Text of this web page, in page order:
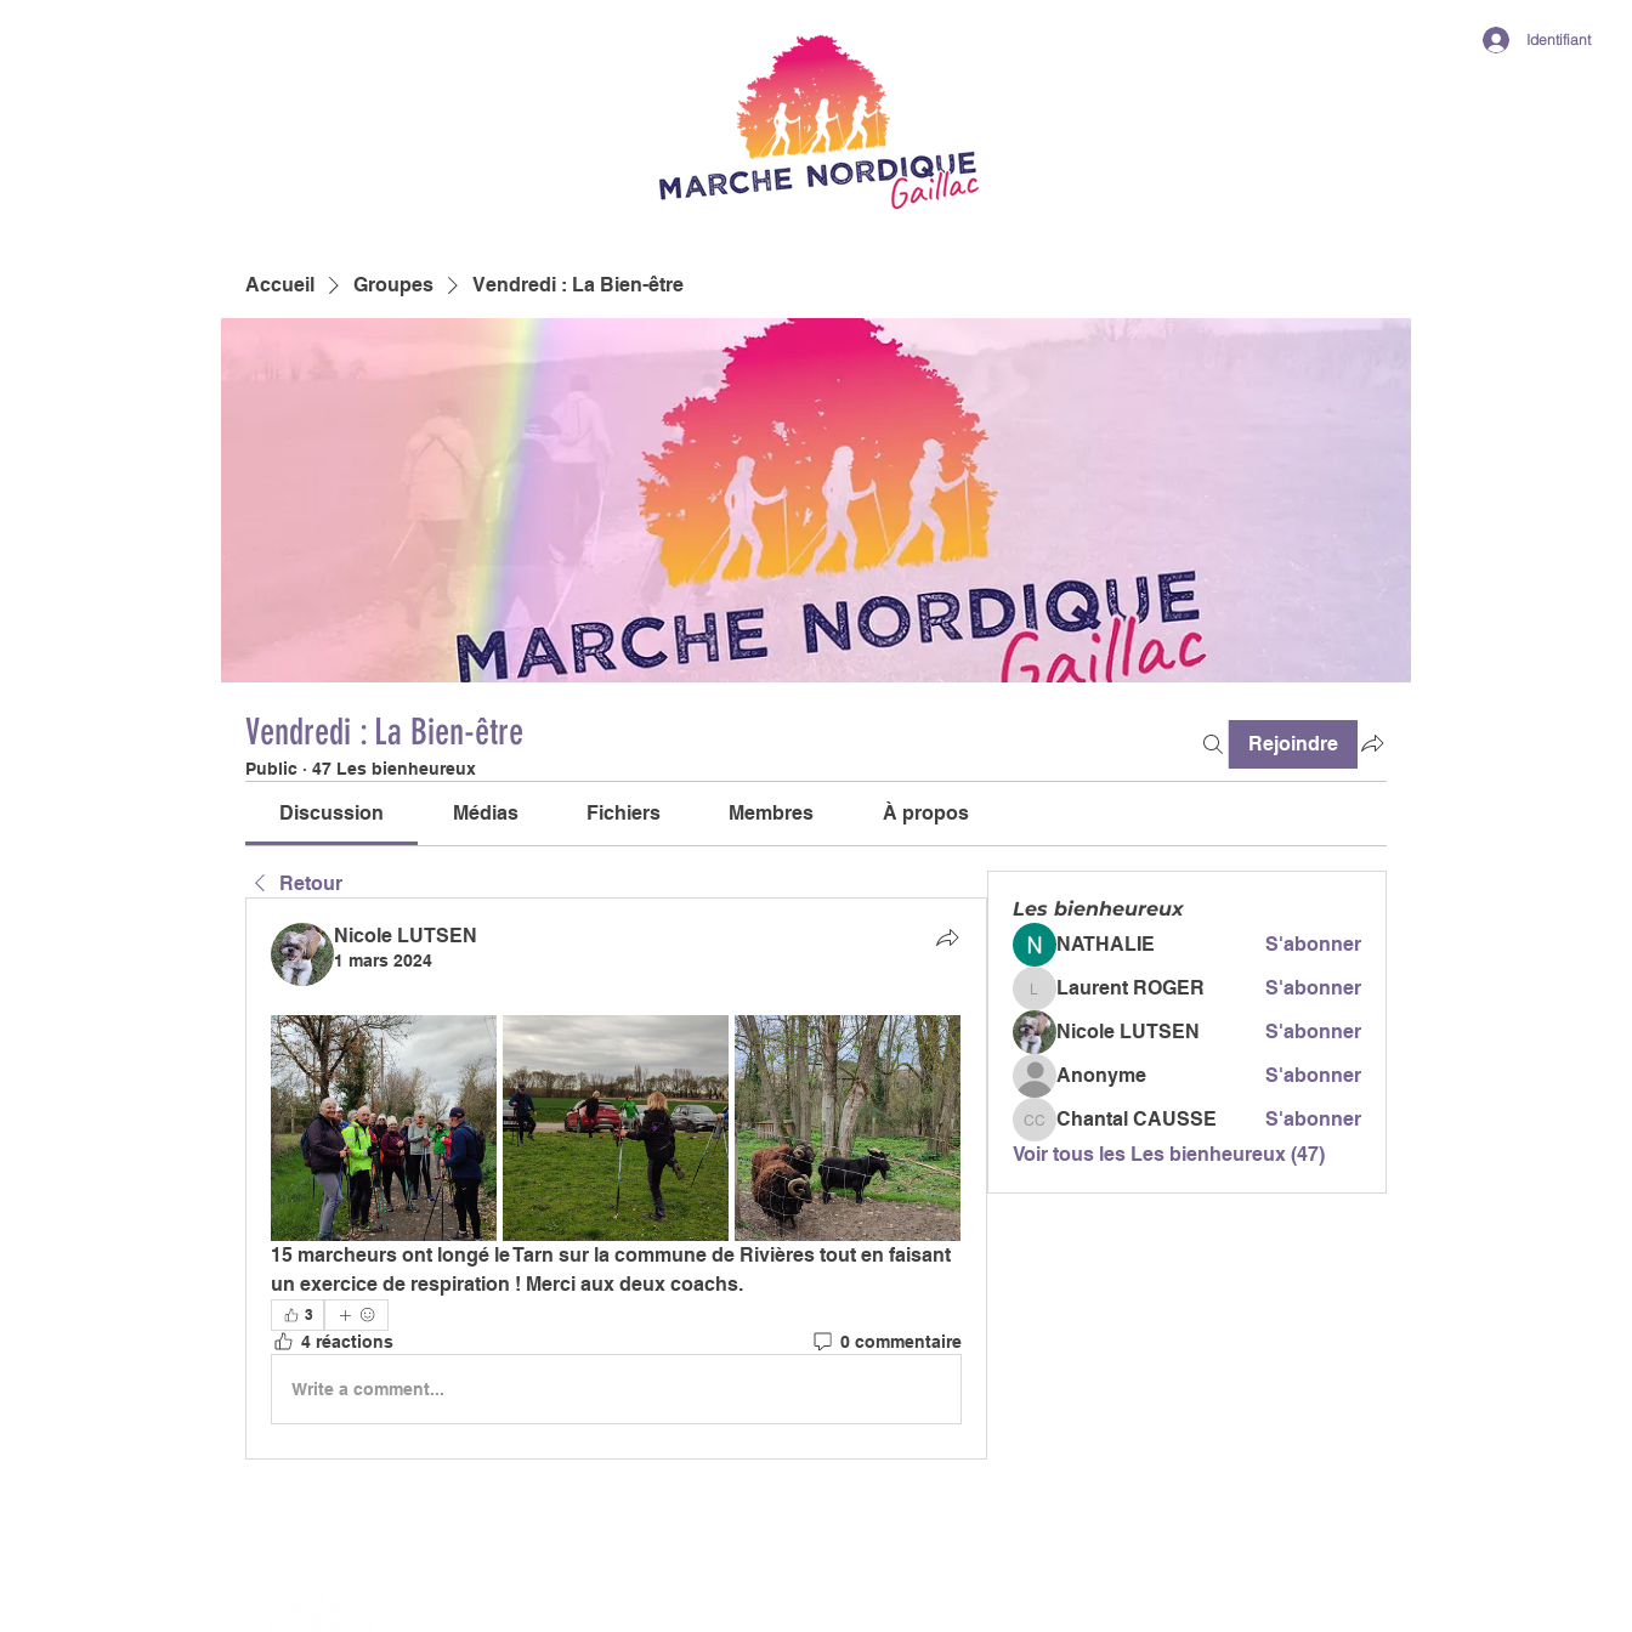
Identifiant
Accueil Groupes Vendredi : La Bien-être
Vendredi : La Bien-être
Public · 47 Les bienheureux
Rejoindre
Discussion Médias Fichiers Membres À propos
Retour
Nicole LUTSEN
1 mars 2024
15 marcheurs ont longé le Tarn sur la commune de Rivières tout en faisant
un exercice de respiration ! Merci aux deux coachs.
3
4 réactions 0 commentaire
Write a comment...
Les bienheureux
NATHALIE
S'abonner
Laurent ROGER
Laurent ROGER
S'abonner
Nicole LUTSEN
S'abonner
Anonyme
S'abonner
Chantal CAUSSE
Chantal CAUSSE
S'abonner
Voir tous les Les bienheureux (47)